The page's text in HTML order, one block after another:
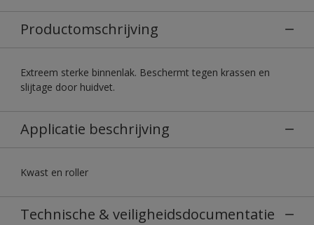
Productomschrijving
Extreem sterke binnenlak. Beschermt tegen krassen en
slijtage door huidvet.
Applicatie beschrijving
Kwast en roller
Technische & veiligheidsdocumentatie